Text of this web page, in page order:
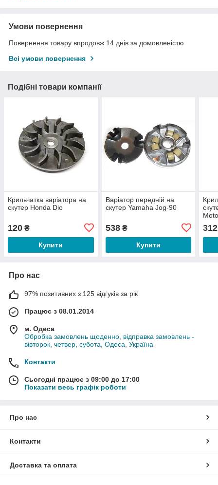
Умови повернення
Повернення товару впродовж 14 днів за домовленістю
Всі умови повернення
Подібні товари компанії
Крильчатка варіатора на
скутер Honda Dio
120 ₴
Купити
Варіатор передній на
скутер Yamaha Jog-90
538₴
Купити
312
Про нас
97% позитивних з 125 відгуків за рік
Працює з 08.01.2014
м. Одеса
Обробка замовлень щоденно, відправка замовлень -
вівторок, четвер, субота, Одеса, Україна
Контакти
Сьогодні працює з 09:00 до 17:00
Показати весь графік роботи
Про нас
Контакти
Доставка та оплата